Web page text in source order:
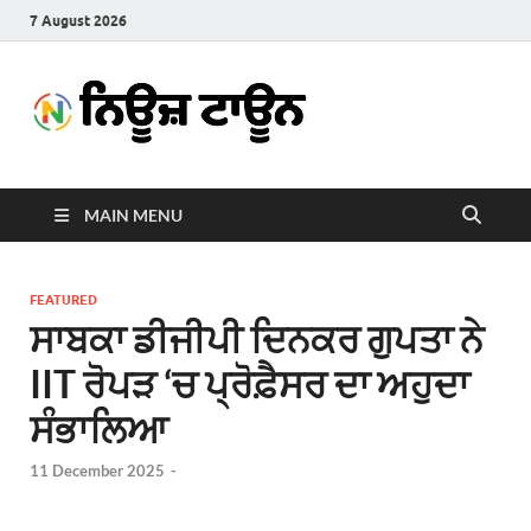
7 August 2026
Town
MAIN MENU
FEATURED
ਸਾਬਕਾ ਡੀਜੀਪੀ ਦਿਨਕਰ ਗੁਪਤਾ ਨੇ
IIT ਰੋਪੜ ‘ਚ ਪ੍ਰੋਫ਼ੈਸਰ ਦਾ ਅਹੁਦਾ
ਸੰਭਾਲਿਆ
11 December 2025 -